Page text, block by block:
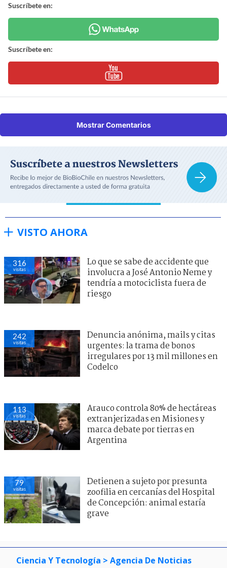
Suscríbete en:
Suscríbete en:
Mostrar Comentarios
VISTO AHORA
316
visitas
Lo que se sabe de accidente que
involucra a José Antonio Neme y
tendría a motociclista fuera de
riesgo
242
visitas
Denuncia anónima, mails y citas
urgentes: la trama de bonos
irregulares por 13 mil millones en
Codelco
113
visitas
Arauco controla 80% de hectáreas
extranjerizadas en Misiones y
marca debate por tierras en
Argentina
79
visitas
Detienen a sujeto por presunta
zoofilia en cercanías del Hospital
de Concepción: animal estaría
grave
Ciencia Y Tecnología > Agencia De Noticias